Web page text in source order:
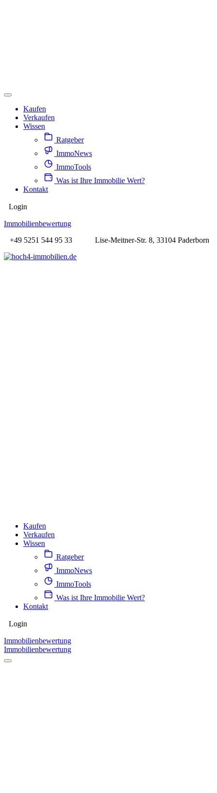
Kaufen
Verkaufen
Wissen
Ratgeber
ImmoNews
ImmoTools
Was ist Ihre Immobilie Wert?
Kontakt
Login
Immobilienbewertung
+49 5251 544 95 33
Lise-Meitner-Str. 8, 33104 Paderborn
Kaufen
Verkaufen
Wissen
Ratgeber
ImmoNews
ImmoTools
Was ist Ihre Immobilie Wert?
Kontakt
Login
Immobilienbewertung
Immobilienbewertung